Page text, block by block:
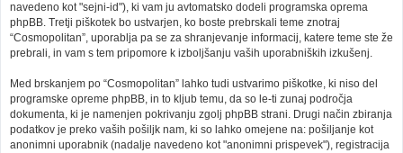
navedeno kot "sejni-id"), ki vam ju avtomatsko dodeli programska oprema
phpBB. Tretji piškotek bo ustvarjen, ko boste prebrskali teme znotraj
“Cosmopolitan”, uporablja pa se za shranjevanje informacij, katere teme ste že
prebrali, in vam s tem pripomore k izboljšanju vaših uporabniških izkušenj.
Med brskanjem po “Cosmopolitan” lahko tudi ustvarimo piškotke, ki niso del
programske opreme phpBB, in to kljub temu, da so le-ti zunaj področja
dokumenta, ki je namenjen pokrivanju zgolj phpBB strani. Drugi način zbiranja
podatkov je preko vaših pošiljk nam, ki so lahko omejene na: pošiljanje kot
anonimni uporabnik (nadalje navedeno kot "anonimni prispevek"), registracija